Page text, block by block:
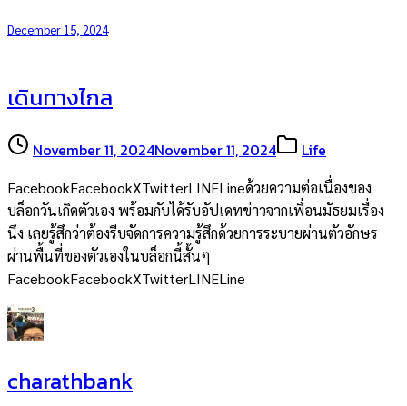
December 15, 2024
เดินทางไกล
November 11, 2024November 11, 2024 Life
FacebookFacebookXTwitterLINELineด้วยความต่อเนื่องของ
บล็อกวันเกิดตัวเอง พร้อมกับได้รับอัปเดทข่าวจากเพื่อนมัธยมเรื่อง
นึง เลยรู้สึกว่าต้องรีบจัดการความรู้สึกด้วยการระบายผ่านตัวอักษร
ผ่านพื้นที่ของตัวเองในบล็อกนี้สั้นๆ
FacebookFacebookXTwitterLINELine
charathbank